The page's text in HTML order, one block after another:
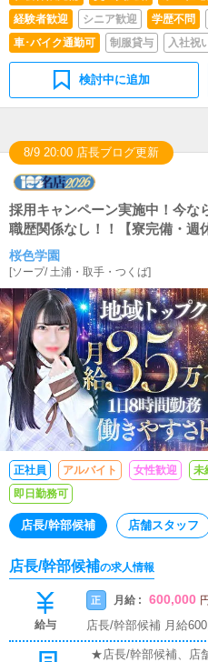
経験者歓迎
シニア歓迎 学歴不問
車･バイク通勤可
制服貸与 入社祝
検討中に追加
8/9 20:00 店長ブログ更新
採用キャンペーン実施中！今な
職歴関係なし！！【寮完備・週
桜色学園
[ソープ/ 土浦・取手・つくば]
正社員 アルバイト 女性歓迎 未
即日勤務可
店長/幹部候補 店舗スタッフ
店長/幹部候補の求人情報
給与
正 月給 : 600,000 円
店長/幹部候補 月給
★店長/幹部候補、店